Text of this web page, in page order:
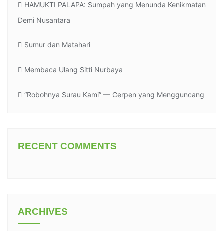
HAMUKTI PALAPA: Sumpah yang Menunda Kenikmatan
Demi Nusantara
Sumur dan Matahari
Membaca Ulang Sitti Nurbaya
“Robohnya Surau Kami” — Cerpen yang Mengguncang
RECENT COMMENTS
ARCHIVES